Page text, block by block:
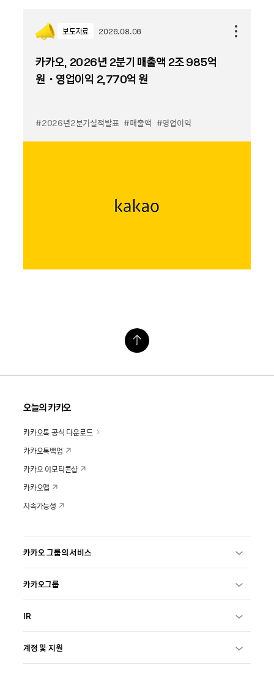
보도자료 2026.08.06
카카오, 2026년 2분기 매출액 2조 985억
원・영업이익 2,770억 원
#2026년2분기실적발표 #매출액 #영업이익
오늘의 카카오
카카오톡 공식 다운로드
카카오톡백업
카카오 이모티콘샵
카카오맵
지속가능성
카카오 그룹의 서비스
카카오그룹
IR
계정 및 지원